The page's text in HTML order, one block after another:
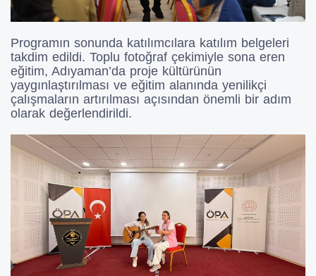
Programın sonunda katılımcılara katılım belgeleri
takdim edildi. Toplu fotoğraf çekimiyle sona eren
eğitim, Adıyaman’da proje kültürünün
yaygınlaştırılması ve eğitim alanında yenilikçi
çalışmaların artırılması açısından önemli bir adım
olarak değerlendirildi.